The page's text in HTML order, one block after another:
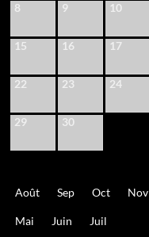
8 9 10
15 16 17
22 23 24
29 30
Août Sep Oct Nov
Mai Juin Juil